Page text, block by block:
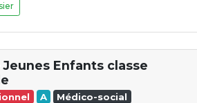
Enfants classe
A Médico-social